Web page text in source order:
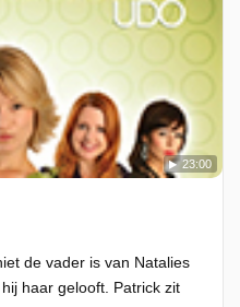
23:00
de vader is van Natalies
haar gelooft. Patrick zit